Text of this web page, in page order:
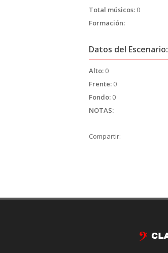
Total músicos: 0
Formación:
Datos del Escenario:
Alto: 0
Frente: 0
Fondo: 0
NOTAS:
Compartir: